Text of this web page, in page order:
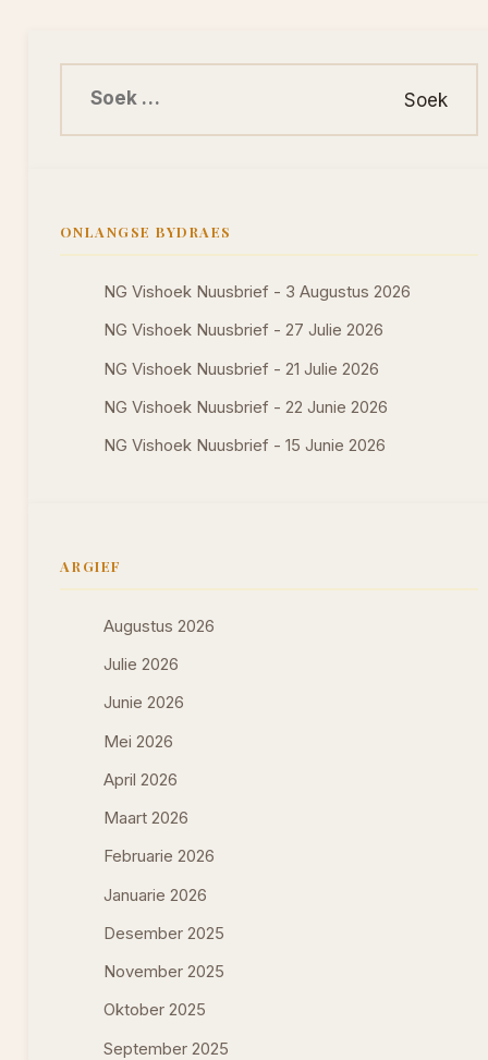
ONLANGSE BYDRAES
NG Vishoek Nuusbrief - 3 Augustus 2026
NG Vishoek Nuusbrief - 27 Julie 2026
NG Vishoek Nuusbrief - 21 Julie 2026
NG Vishoek Nuusbrief - 22 Junie 2026
NG Vishoek Nuusbrief - 15 Junie 2026
ARGIEF
Augustus 2026
Julie 2026
Junie 2026
Mei 2026
April 2026
Maart 2026
Februarie 2026
Januarie 2026
Desember 2025
November 2025
Oktober 2025
September 2025